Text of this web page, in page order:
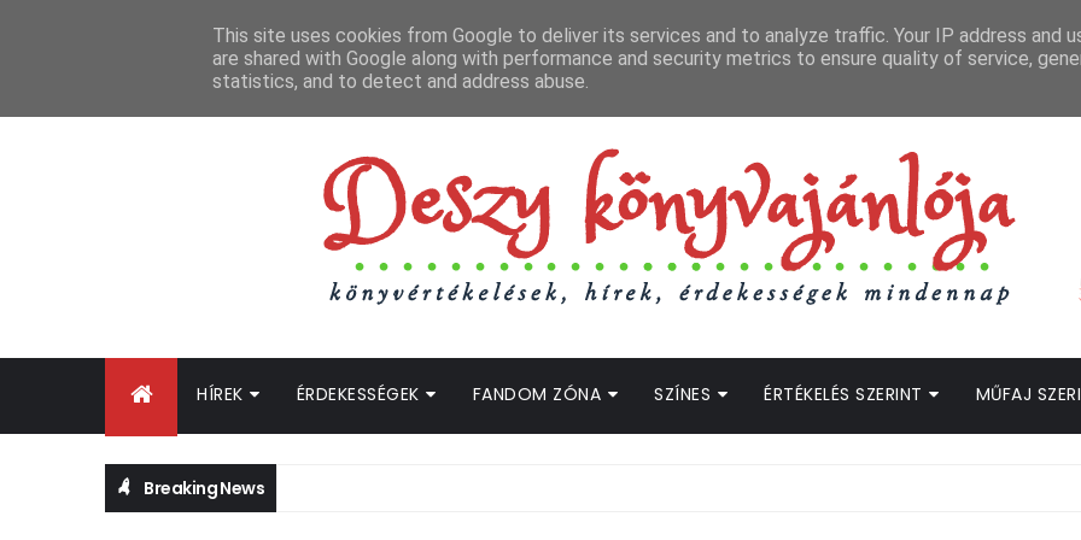
HÍREK ÉRDEKESSÉGEK FANDOM ZÓNA SZÍNES ÉRTÉKELÉS SZERINT MŰFAJ
Breaking News
This site uses cookies from Google to deliver its services and to analyze traffic. Your IP address and
are shared with Google along with performance and security metrics to ensure quality of service,
statistics, and to detect and address abuse.